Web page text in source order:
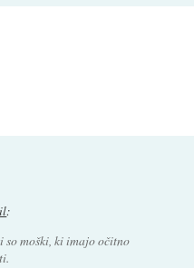
:
moški, ki imajo očitno